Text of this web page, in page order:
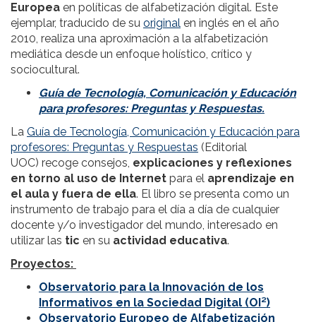
Europea en políticas de alfabetización digital. Este
ejemplar, traducido de su original en inglés en el año
2010, realiza una aproximación a la alfabetización
mediática desde un enfoque holístico, crítico y
sociocultural.
Guía de Tecnología, Comunicación y Educación
para profesores: Preguntas y Respuestas.
La Guía de Tecnología, Comunicación y Educación para
profesores: Preguntas y Respuestas (Editorial
UOC) recoge consejos, explicaciones y reflexiones
en torno al uso de Internet para el aprendizaje en
el aula y fuera de ella. El libro se presenta como un
instrumento de trabajo para el día a día de cualquier
docente y/o investigador del mundo, interesado en
utilizar las tic en su actividad educativa.
Proyectos:
Observatorio para la Innovación de los
Informativos en la Sociedad Digital (OI²)
Observatorio Europeo de Alfabetización